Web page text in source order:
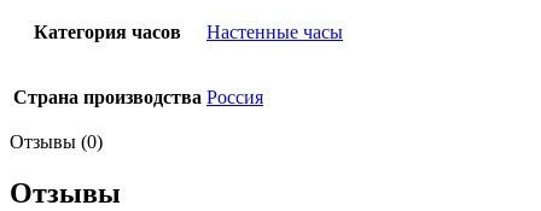
Категория часов Настенные часы
Страна производства Россия
Отзывы (0)
Отзывы